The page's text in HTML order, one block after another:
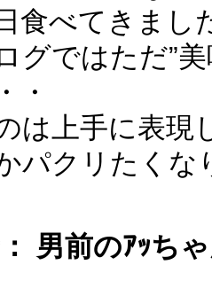
食べてきまし
グではただ”
・
は上手に表現
パクリたくな
男前のｱｯち